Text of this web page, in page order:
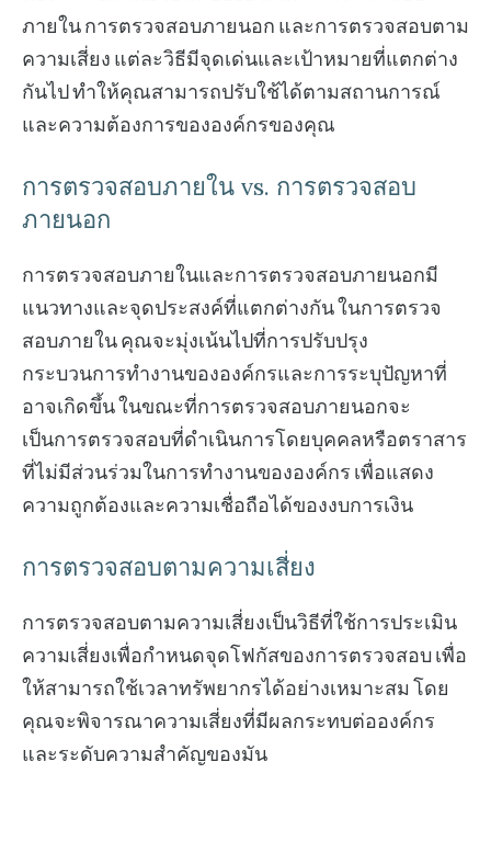
ภายใน การตรวจสอบภายนอก และการตรวจสอบตาม
ความเสี่ยง แต่ละวิธีมีจุดเด่นและเป้าหมายที่แตกต่าง
กันไป ทำให้คุณสามารถปรับใช้ได้ตามสถานการณ์
และความต้องการขององค์กรของคุณ
การตรวจสอบภายใน vs. การตรวจสอบ
ภายนอก
การตรวจสอบภายในและการตรวจสอบภายนอกมี
แนวทางและจุดประสงค์ที่แตกต่างกัน ในการตรวจ
สอบภายใน คุณจะมุ่งเน้นไปที่การปรับปรุง
กระบวนการทำงานขององค์กรและการระบุปัญหาที่
อาจเกิดขึ้น ในขณะที่การตรวจสอบภายนอกจะ
เป็นการตรวจสอบที่ดำเนินการโดยบุคคลหรือตราสาร
ที่ไม่มีส่วนร่วมในการทำงานขององค์กร เพื่อแสดง
ความถูกต้องและความเชื่อถือได้ของงบการเงิน
การตรวจสอบตามความเสี่ยง
การตรวจสอบตามความเสี่ยงเป็นวิธีที่ใช้การประเมิน
ความเสี่ยงเพื่อกำหนดจุดโฟกัสของการตรวจสอบ เพื่อ
ให้สามารถใช้เวลาทรัพยากรได้อย่างเหมาะสม โดย
คุณจะพิจารณาความเสี่ยงที่มีผลกระทบต่อองค์กร
และระดับความสำคัญของมัน